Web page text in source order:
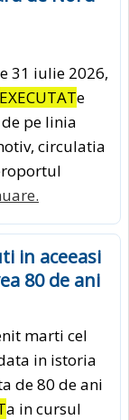
31 iulie 2026,
EXECUTATe
pe linia
circulatia
in aceeasi
80 de ani
marti cel
in istoria
de 80 de ani
a in cursul